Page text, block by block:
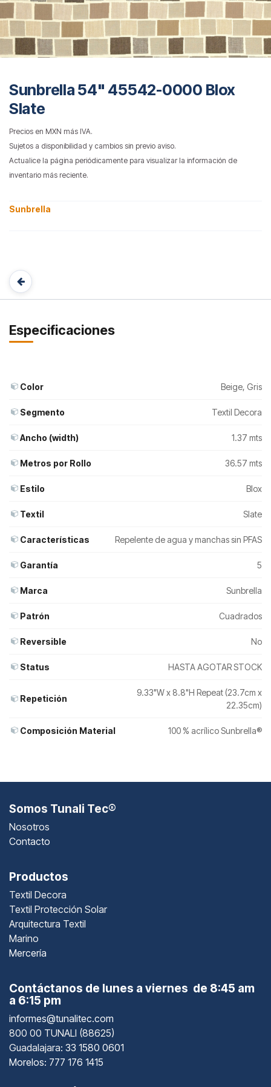
Sunbrella 54" 45542-0000 Blox
Slate
Precios en MXN más IVA.
Sujetos a disponibilidad y cambios sin previo aviso.
Actualice la página periódicamente para visualizar la información de
inventario más reciente.
Sunbrella
Especificaciones
Color Beige, Gris
Segmento Textil Decora
Ancho (width) 1.37 mts
Metros por Rollo 36.57 mts
Estilo Blox
Textil Slate
Características Repelente de agua y manchas sin PFAS
Garantía 5
Marca Sunbrella
Patrón Cuadrados
Reversible No
Status HASTA AGOTAR STOCK
Repetición
9.33"W x 8.8"H Repeat (23.7cm x
22.35cm)
Composición Material 100 % acrílico Sunbrella®
Somos Tunali Tec®
Nosotros
Contacto
Productos
Textil Decora
Textil Protección Solar
Arquitectura Textil
Marino
Mercería
Contáctanos de lunes a viernes de 8:45 am
a 6:15 pm
informes@tunalitec.com
800 00 TUNALI (88625)
Guadalajara: 33 1580 0601
Morelos: 777 176 1415